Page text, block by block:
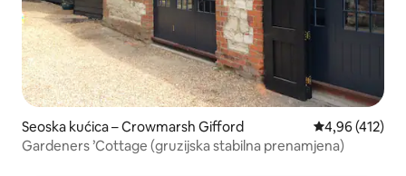
Seoska kućica – Crowmarsh Gifford Prosječna
4,96 (412)
Gardeners ’Cottage (gruzijska stabilna prenamjena)